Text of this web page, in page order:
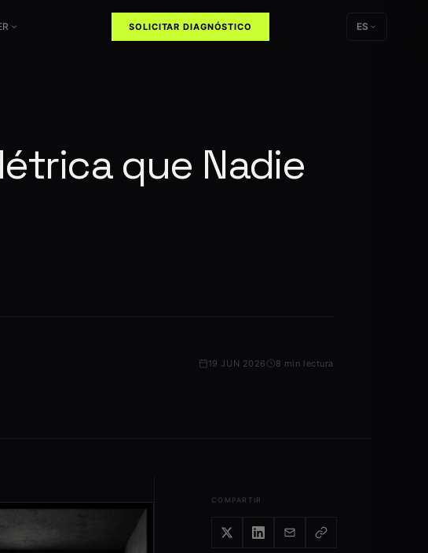
Perplexity
destinos
SOLICITAR DIAGNÓSTICO ES
que Nadie
19 JUN 2026 8 min lectura
COMPARTIR